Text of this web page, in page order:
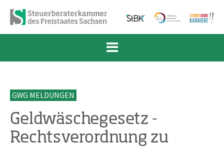
Zum Inhalt springen
Zur Navigation springen
Zum Fußbereich und Kontakt springen
GWG MELDUNGEN
Geldwäschegesetz -
Rechtsverordnung zu